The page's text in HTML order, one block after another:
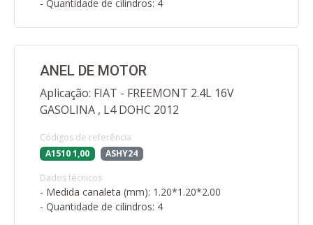
- Quantidade de cilindros: 4
ANEL DE MOTOR
Aplicação: FIAT - FREEMONT 2.4L 16V
GASOLINA , L4 DOHC 2012
Códigos de referência
A1510 1,00
ASHY24
Dados técnicos
- Medida canaleta (mm): 1.20*1.20*2.00
- Quantidade de cilindros: 4